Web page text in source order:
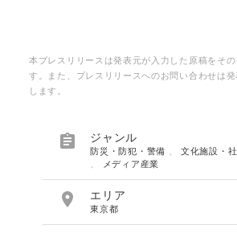
本プレスリリースは発表元が入力した原稿をその
す。また、プレスリリースへのお問い合わせは
します。
 ジャンル
防災・防犯・警備 、文化施設・
メディア産業
 エリア
東京都